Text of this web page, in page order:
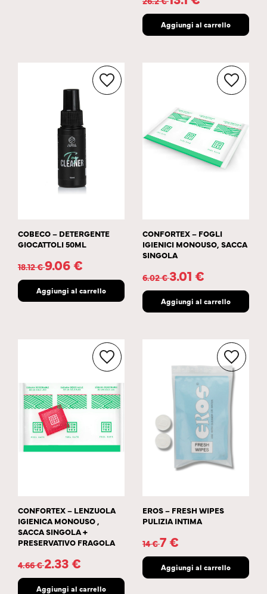
Aggiungi al carrello
COBECO – DETERGENTE
GIOCATTOLI 50ML
18.12€9.06€
Aggiungi al carrello
CONFORTEX – FOGLI
IGIENICI MONOUSO, SACCA
SINGOLA
6.02€3.01 €
Aggiungi al carrello
CONFORTEX – LENZUOLA
IGIENICA MONOUSO ,
SACCA SINGOLA +
PRESERVATIVO FRAGOLA
4.66€2.33€
Aggiungi al carrello
EROS – FRESH WIPES
PULIZIA INTIMA
14€7€
Aggiungi al carrello